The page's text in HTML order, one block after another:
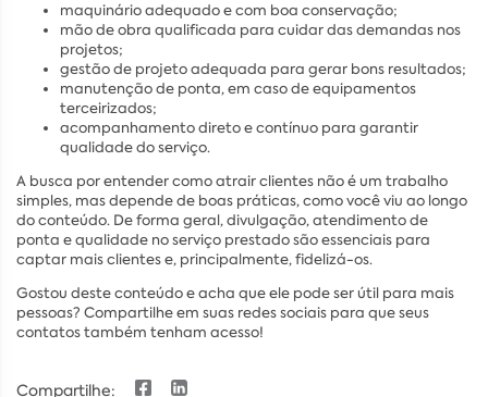
maquinário adequado e com boa conservação;
mão de obra qualificada para cuidar das demandas nos
projetos;
gestão de projeto adequada para gerar bons resultados;
manutenção de ponta, em caso de equipamentos
terceirizados;
acompanhamento direto e contínuo para garantir
qualidade do serviço.
A busca por entender como atrair clientes não é um trabalho
simples, mas depende de boas práticas, como você viu ao longo
do conteúdo. De forma geral, divulgação, atendimento de
ponta e qualidade no serviço prestado são essenciais para
captar mais clientes e, principalmente, fidelizá-os.
Gostou deste conteúdo e acha que ele pode ser útil para mais
pessoas? Compartilhe em suas redes sociais para que seus
contatos também tenham acesso!
Compartilhe: